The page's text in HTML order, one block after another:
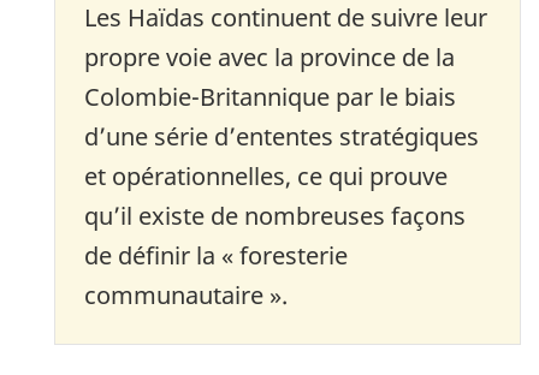
Les Haïdas continuent de suivre leur
propre voie avec la province de la
Colombie-Britannique par le biais
d’une série d’ententes stratégiques
et opérationnelles, ce qui prouve
qu’il existe de nombreuses façons
de définir la « foresterie
communautaire ».